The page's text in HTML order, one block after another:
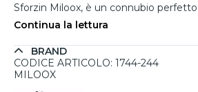
Sforzin Miloox, è un connubio
praticità. Con la sua struttura
lampada non solo illumina in modo
ma aggiunge anche un tocco di
Continua la lettura
BRAND
CODICE ARTICOLO: 1744-244
MILOOX